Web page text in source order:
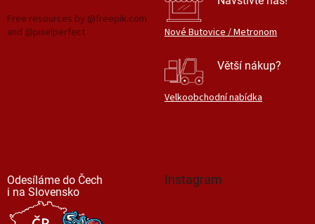
Free resources by @freepik.com
and @pixelperfect
Nové Butovice / Metronom
Větší nákup?
Velkoobchodní nabídka
Odesíláme do Čech
i na Slovensko
Instagram